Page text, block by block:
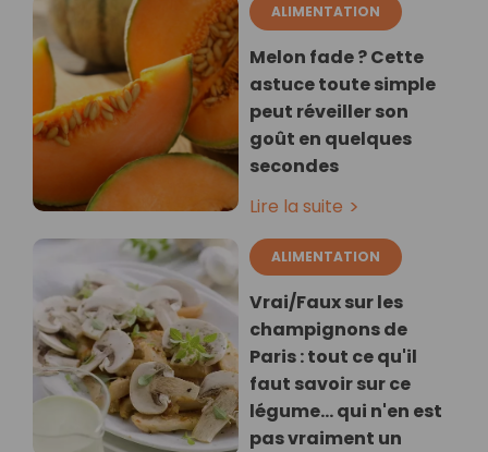
ALIMENTATION
Melon fade ? Cette
astuce toute simple
peut réveiller son
goût en quelques
secondes
Lire la suite
ALIMENTATION
Vrai/Faux sur les
champignons de
Paris : tout ce qu'il
faut savoir sur ce
légume… qui n'en est
pas vraiment un